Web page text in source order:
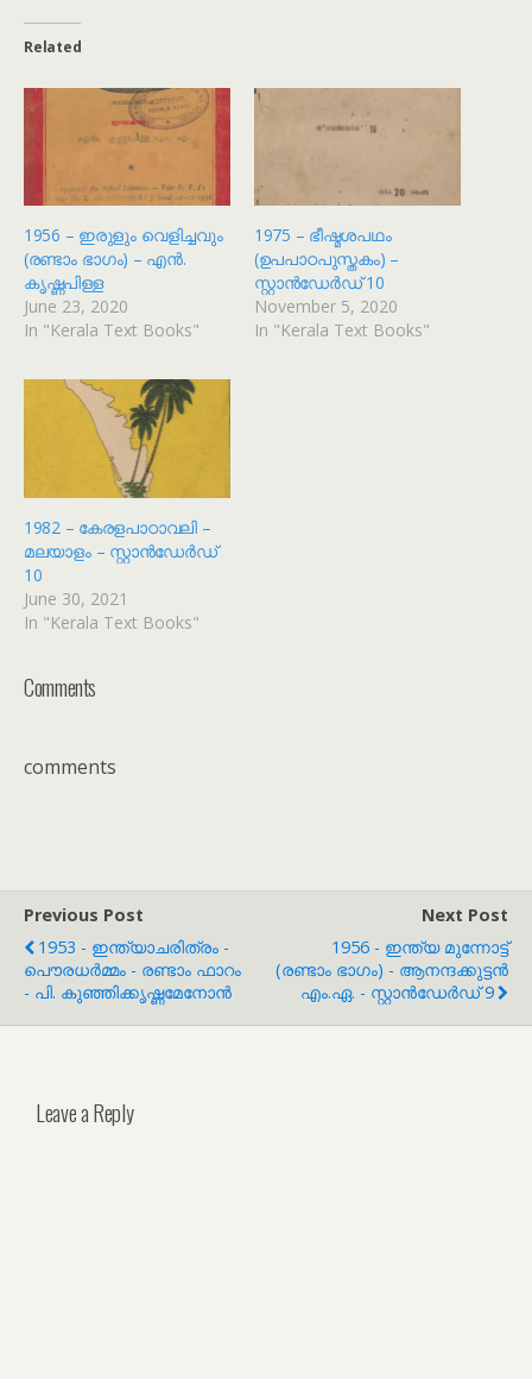
Related
1956 – ഇരുളും വെളിച്ചവും
(രണ്ടാം ഭാഗം) – എൻ.
കൃഷ്ണപിള്ള
June 23, 2020
In "Kerala Text Books"
1975 – ഭീഷ്മശപഥം
(ഉപപാഠപുസ്തകം) –
സ്റ്റാൻഡേർഡ് 10
November 5, 2020
In "Kerala Text Books"
1982 – കേരളപാഠാവലി –
മലയാളം – സ്റ്റാൻഡേർഡ്
10
June 30, 2021
In "Kerala Text Books"
Comments
comments
Previous Post
1953 - ഇന്ത്യാചരിത്രം -
പൌരധർമ്മം - രണ്ടാം ഫാറം
- പി. കുഞ്ഞിക്കൃഷ്ണമേനോൻ
Next Post
1956 - ഇന്ത്യ മുന്നോട്ട്
(രണ്ടാം ഭാഗം) - ആനന്ദക്കുട്ടൻ
എം.ഏ. - സ്റ്റാൻഡേർഡ് 9
Leave a Reply